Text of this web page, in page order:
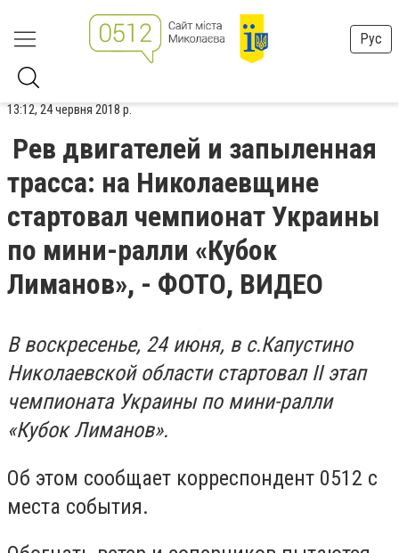
Рус
13:12, 24 червня 2018 р.
Рев двигателей и запыленная
трасса: на Николаевщине
стартовал чемпионат Украины
по мини-ралли «Кубок
Лиманов», - ФОТО, ВИДЕО
В воскресенье, 24 июня, в с.Капустино
Николаевской области стартовал ІІ этап
чемпионата Украины по мини-ралли
«Кубок Лиманов».
Об этом сообщает корреспондент 0512 с
места события.